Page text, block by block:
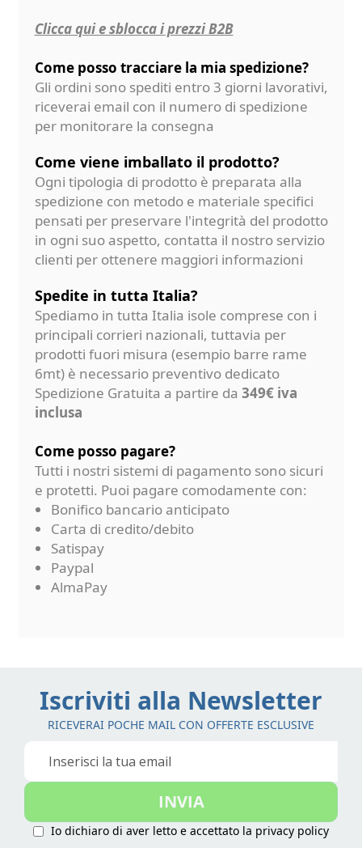
Clicca qui e sblocca i prezzi B2B
Come posso tracciare la mia spedizione?
Gli ordini sono spediti entro 3 giorni lavorativi,
riceverai email con il numero di spedizione
per monitorare la consegna
Come viene imballato il prodotto?
Ogni tipologia di prodotto è preparata alla
spedizione con metodo e materiale specifici
pensati per preservare l'integrità del prodotto
in ogni suo aspetto, contatta il nostro servizio
clienti per ottenere maggiori informazioni
Spedite in tutta Italia?
Spediamo in tutta Italia isole comprese con i
principali corrieri nazionali, tuttavia per
prodotti fuori misura (esempio barre rame
6mt) è necessario preventivo dedicato
Spedizione Gratuita a partire da 349€ iva
inclusa
Come posso pagare?
Tutti i nostri sistemi di pagamento sono sicuri
e protetti. Puoi pagare comodamente con:
Bonifico bancario anticipato
Carta di credito/debito
Satispay
Paypal
AlmaPay
Iscriviti alla Newsletter
RICEVERAI POCHE MAIL CON OFFERTE ESCLUSIVE
Iscriviti
nostra
INVIA
Io dichiaro di aver letto e accettato la privacy policy